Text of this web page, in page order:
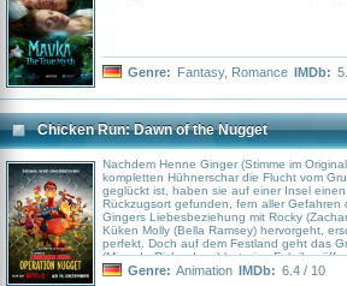
Genre: Fantasy, Romance IMDb:
Chicken Run: Dawn of the Nugget
Nachdem Henne Ginger (Stimme im
kompletten Hühnerschar die Flucht vom
geglückt ist, haben sie auf einer Insel
Rückzugsort gefunden, fern aller Gefahren
Gingers Liebesbeziehung mit Rocky
Küken Molly (Bella Ramsey) hervorgeht,
perfekt. Doch auf dem Festland geht das
(Miranda Richardson) hat eine Fabrik
Dingen weiterverarbeitet werden sollen.
Genre: Animation IMDb: 6.4 / 10